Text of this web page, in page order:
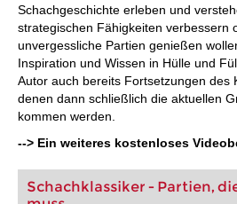
Schachgeschichte erleben und
strategischen Fähigkeiten verbessern
unvergessliche Partien genießen
Inspiration und Wissen in Hülle und
Autor auch bereits Fortsetzungen des
denen dann schließlich die aktuellen
kommen werden.
--> Ein weiteres kostenloses
Schachklassiker - Partien,